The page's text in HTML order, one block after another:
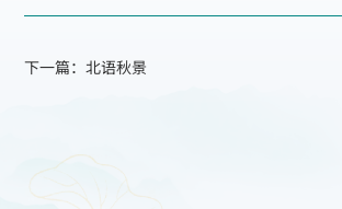
下一篇：北语秋景